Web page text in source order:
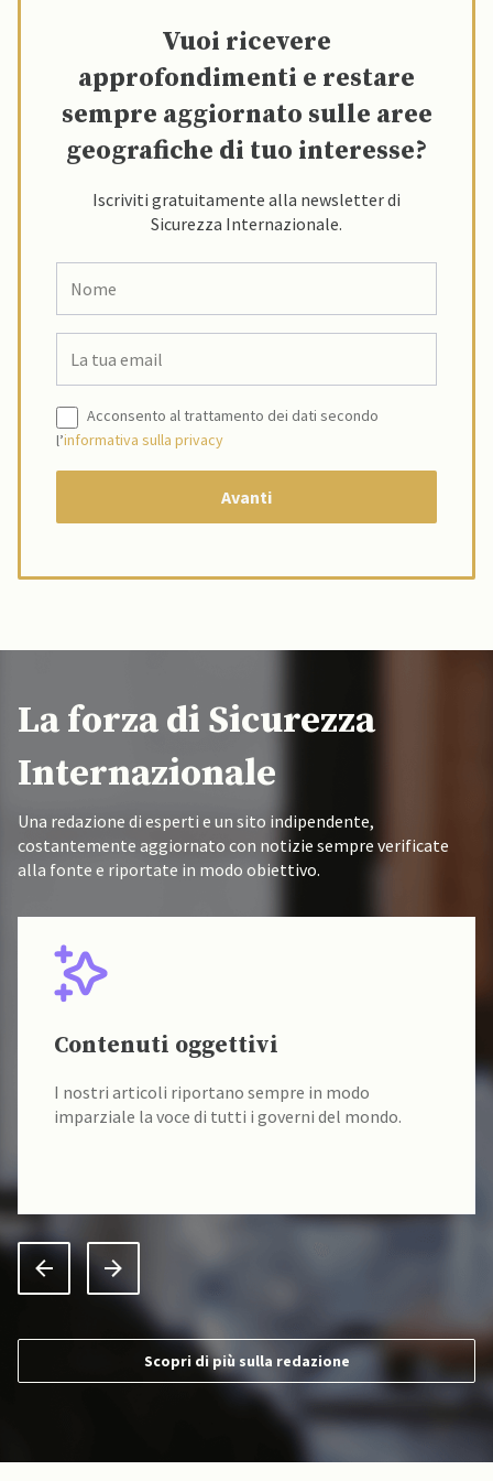
Vuoi ricevere
approfondimenti e restare
sempre aggiornato sulle aree
geografiche di tuo interesse?
Iscriviti gratuitamente alla newsletter di
Sicurezza Internazionale.
Acconsento al trattamento dei dati secondo
l’informativa sulla privacy
La forza di Sicurezza
Internazionale
Una redazione di esperti e un sito indipendente,
costantemente aggiornato con notizie sempre verificate
alla fonte e riportate in modo obiettivo.
Contenuti oggettivi
I nostri articoli riportano sempre in modo
imparziale la voce di tutti i governi del mondo.
Scopri di più sulla redazione